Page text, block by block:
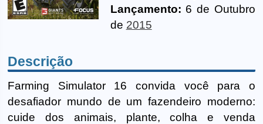
Lançamento: 6 de Outubro
de 2015
Descrição
Farming Simulator 16 convida você para o
desafiador mundo de um fazendeiro moderno:
cuide dos animais, plante, colha e venda